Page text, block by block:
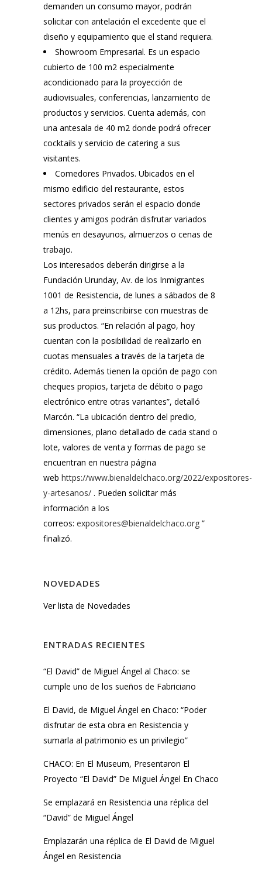
demanden un consumo mayor, podrán
solicitar con antelación el excedente que el
diseño y equipamiento que el stand requiera.
Showroom Empresarial. Es un espacio
cubierto de 100 m2 especialmente
acondicionado para la proyección de
audiovisuales, conferencias, lanzamiento de
productos y servicios. Cuenta además, con
una antesala de 40 m2 donde podrá ofrecer
cocktails y servicio de catering a sus
visitantes.
Comedores Privados. Ubicados en el
mismo edificio del restaurante, estos
sectores privados serán el espacio donde
clientes y amigos podrán disfrutar variados
menús en desayunos, almuerzos o cenas de
trabajo.
Los interesados deberán dirigirse a la
Fundación Urunday, Av. de los Inmigrantes
1001 de Resistencia, de lunes a sábados de 8
a 12hs, para preinscribirse con muestras de
sus productos. “En relación al pago, hoy
cuentan con la posibilidad de realizarlo en
cuotas mensuales a través de la tarjeta de
crédito. Además tienen la opción de pago con
cheques propios, tarjeta de débito o pago
electrónico entre otras variantes”, detalló
Marcón. “La ubicación dentro del predio,
dimensiones, plano detallado de cada stand o
lote, valores de venta y formas de pago se
encuentran en nuestra página
web https://www.bienaldelchaco.org/2022/expositores-
y-artesanos/ . Pueden solicitar más
información a los
correos: expositores@bienaldelchaco.org ”
finalizó.
NOVEDADES
Ver lista de Novedades
ENTRADAS RECIENTES
“El David” de Miguel Ángel al Chaco: se
cumple uno de los sueños de Fabriciano
El David, de Miguel Ángel en Chaco: “Poder
disfrutar de esta obra en Resistencia y
sumarla al patrimonio es un privilegio”
CHACO: En El Museum, Presentaron El
Proyecto “El David” De Miguel Ángel En Chaco
Se emplazará en Resistencia una réplica del
“David” de Miguel Ángel
Emplazarán una réplica de El David de Miguel
Ángel en Resistencia